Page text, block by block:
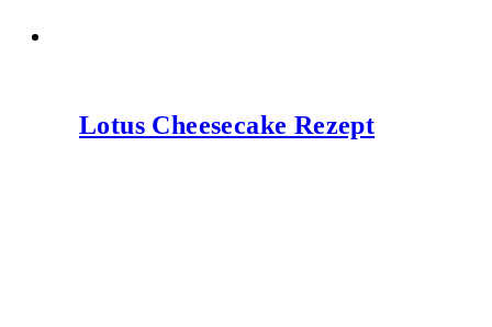
Lotus Cheesecake Rezept